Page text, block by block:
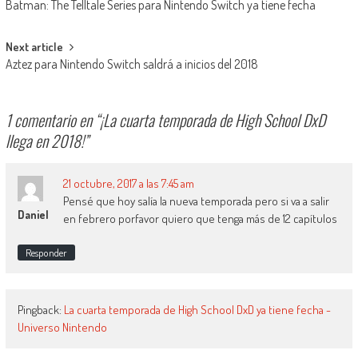
Batman: The Telltale Series para Nintendo Switch ya tiene fecha
Next article
Aztez para Nintendo Switch saldrá a inicios del 2018
1 comentario en “¡La cuarta temporada de High School DxD
llega en 2018!”
Daniel
21 octubre, 2017 a las 7:45 am
Pensé que hoy salía la nueva temporada pero si va a salir
en febrero porfavor quiero que tenga más de 12 capítulos
Responder
Pingback: La cuarta temporada de High School DxD ya tiene fecha -
Universo Nintendo